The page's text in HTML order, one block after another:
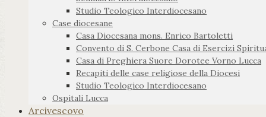
Studio Teologico Interdiocesano
Case diocesane
Casa Diocesana mons. Enrico Bartoletti
Convento di S. Cerbone Casa di Esercizi
Casa di Preghiera Suore Dorotee Vorno Lucca
Recapiti delle case religiose della Diocesi
Studio Teologico Interdiocesano
Ospitali Lucca
Arcivescovo